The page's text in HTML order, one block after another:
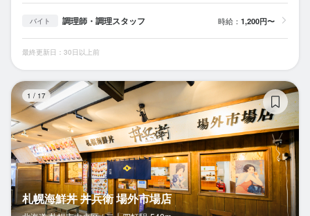
バイト 調理師・調理スタッフ 時給： 1,200円〜
最終更新日：30日以上前
1 / 17
札幌海鮮丼 丼兵衛 場外市場店